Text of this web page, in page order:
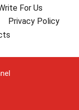
For Us
Privacy Policy